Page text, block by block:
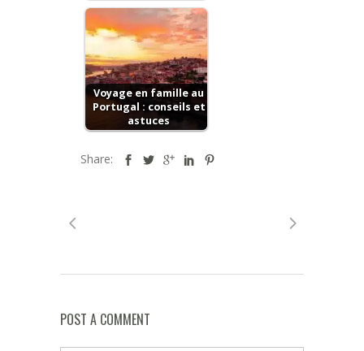
Voyage en famille au
Portugal : conseils et
astuces
Share:
POST A COMMENT